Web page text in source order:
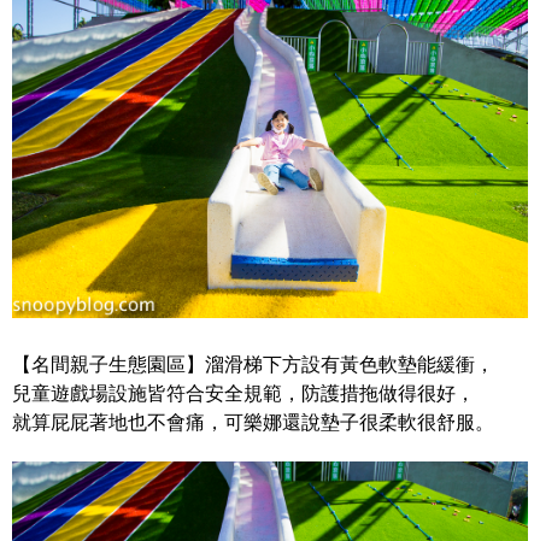
【名間親子生態園區】溜滑梯下方設有黃色軟墊能緩衝，
兒童遊戲場設施皆符合安全規範，防護措拖做得很好，
就算屁屁著地也不會痛，可樂娜還說墊子很柔軟很舒服。